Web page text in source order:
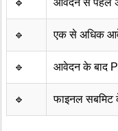
🔹 एक से अधिक
🔹 आवेदन के बाद
🔹 फाइनल सबमिट